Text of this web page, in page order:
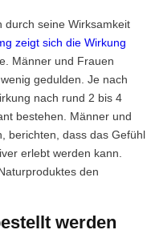
durch seine Wirksamkeit
zeigt sich die Wirkung
Männer und Frauen
gedulden. Je nach
nach rund 2 bis 4
bestehen. Männer und
berichten, dass das Gefühl
erlebt werden kann.
den
werden